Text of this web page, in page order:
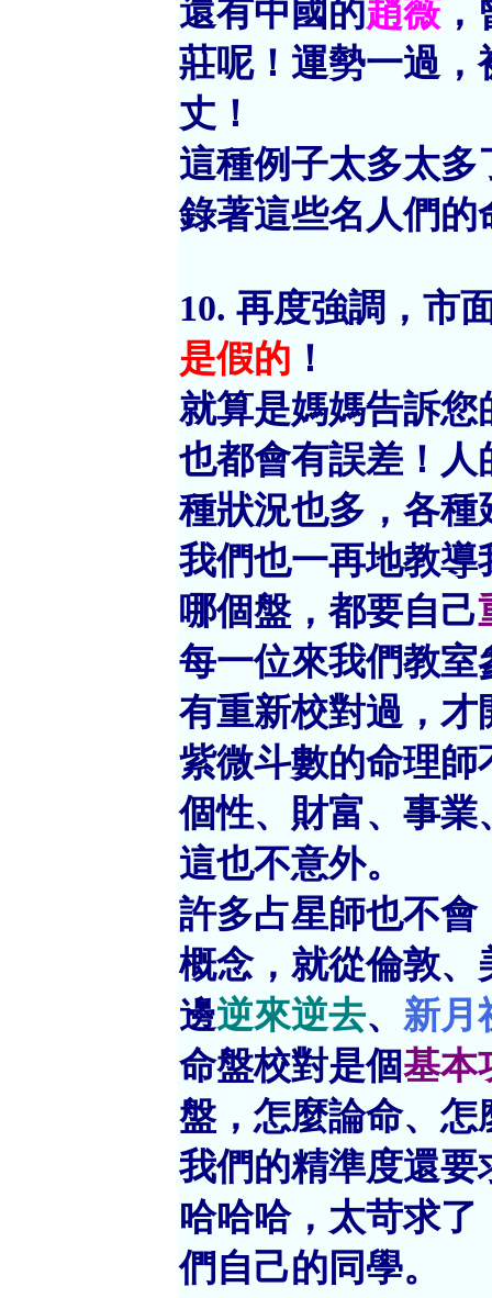
還有中國的趙薇
莊呢！運勢一過
丈！
這種例子太多太
錄著這些名人們
10. 再度強調，市
是假的 ！
就算是媽媽告訴
也都會有誤差！
種狀況也多，各種
我們也一再地教
哪個盤，都要自己
每一位來我們教
有重新校對過，
紫微斗數的命理
個性、財富、事
這也不意外。
許多占星師也不
概念，就從倫敦
邊逆來逆去、 新月
命盤校對是個基本
盤，怎麼論命、怎
我們的精準度還要
哈哈哈，太苛求
們自己的同學。